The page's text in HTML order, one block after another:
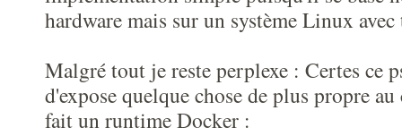
hardware mais sur un système Linux
Malgré tout je reste perplexe : Certes ce
d'expose quelque chose de plus propre
fait un runtime Docker :